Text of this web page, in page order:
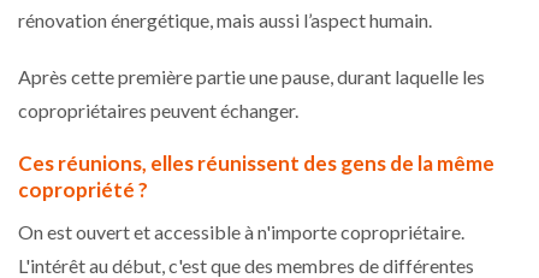
rénovation énergétique, mais aussi l’aspect humain.
Après cette première partie une pause, durant laquelle les
copropriétaires peuvent échanger.
Ces réunions, elles réunissent des gens de la même
copropriété ?
On est ouvert et accessible à n'importe copropriétaire.
L'intérêt au début, c'est que des membres de différentes